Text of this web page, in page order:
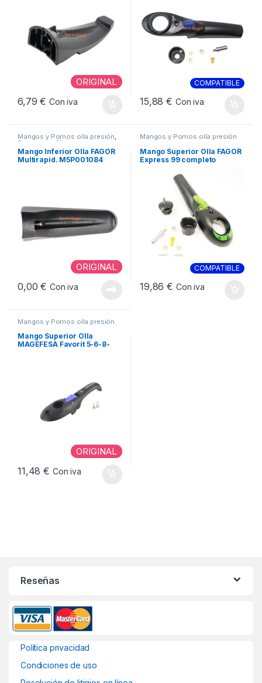
ORIGINAL
6,79€ Con iva
COMPATIBLE
15,88€ Con iva
Mangos y Pomos olla presión,
Repuestos Olla
Mango Inferior Olla FAGOR
Multirapid. M5P001084
ORIGINAL
0,00€ Con iva
Mangos y Pomos olla presión
Mango Superior Olla FAGOR
Express 99 completo
COMPATIBLE
19,86€ Con iva
Mangos y Pomos olla presión
Mango Superior Olla
MAGEFESA Favorit 5-6-8-
ORIGINAL
11,48€ Con iva
Reseñas
Política privacidad
Condiciones de uso